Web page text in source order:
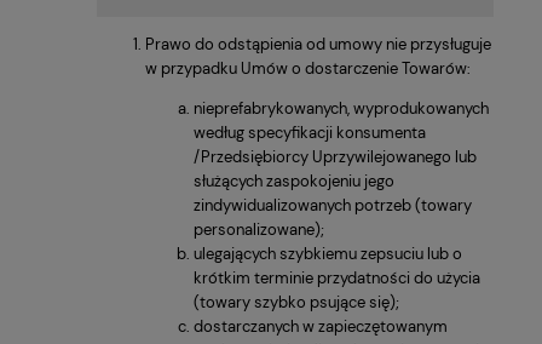
Prawo do odstąpienia od umowy nie przysługuje
w przypadku Umów o dostarczenie Towarów:
nieprefabrykowanych, wyprodukowanych
według specyfikacji konsumenta
/Przedsiębiorcy Uprzywilejowanego lub
służących zaspokojeniu jego
zindywidualizowanych potrzeb (towary
personalizowane);
ulegających szybkiemu zepsuciu lub o
krótkim terminie przydatności do użycia
(towary szybko psujące się);
dostarczanych w zapieczętowanym